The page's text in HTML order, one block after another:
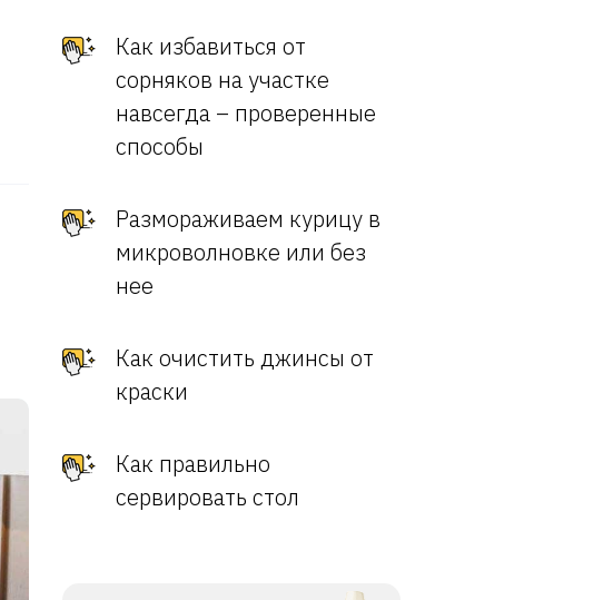
Как избавиться от
сорняков на участке
навсегда – проверенные
способы
Размораживаем курицу в
микроволновке или без
нее
Как очистить джинсы от
краски
Как правильно
сервировать стол